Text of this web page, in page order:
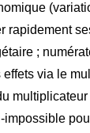
rapidement
;
via le
multiplicateur
impossible